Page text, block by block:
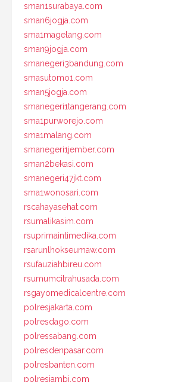
sman1surabaya.com
sman6jogja.com
sma1magelang.com
sman9jogja.com
smanegeri3bandung.com
smasutomo1.com
sman5jogja.com
smanegeri1tangerang.com
sma1purworejo.com
sma1malang.com
smanegeri1jember.com
sman2bekasi.com
smanegeri47jkt.com
sma1wonosari.com
rscahayasehat.com
rsumalikasim.com
rsuprimaintimedika.com
rsarunlhokseumaw.com
rsufauziahbireu.com
rsumumcitrahusada.com
rsgayomedicalcentre.com
polresjakarta.com
polresdago.com
polressabang.com
polresdenpasar.com
polresbanten.com
polresjambi.com